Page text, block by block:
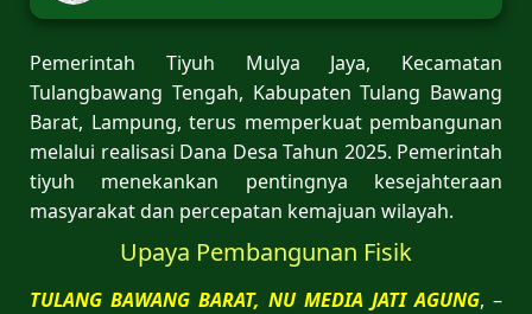
Pemerintah Tiyuh Mulya Jaya, Kecamatan
Tulangbawang Tengah, Kabupaten Tulang Bawang
Barat, Lampung, terus memperkuat pembangunan
melalui realisasi Dana Desa Tahun 2025. Pemerintah
tiyuh menekankan pentingnya kesejahteraan
masyarakat dan percepatan kemajuan wilayah.
Upaya Pembangunan Fisik
TULANG BAWANG BARAT, NU MEDIA JATI AGUNG, –